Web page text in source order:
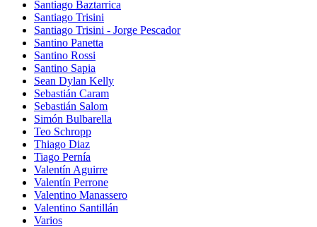
Santiago Baztarrica
Santiago Trisini
Santiago Trisini - Jorge Pescador
Santino Panetta
Santino Rossi
Santino Sapia
Sean Dylan Kelly
Sebastián Caram
Sebastián Salom
Simón Bulbarella
Teo Schropp
Thiago Diaz
Tiago Pernía
Valentín Aguirre
Valentín Perrone
Valentino Manassero
Valentino Santillán
Varios